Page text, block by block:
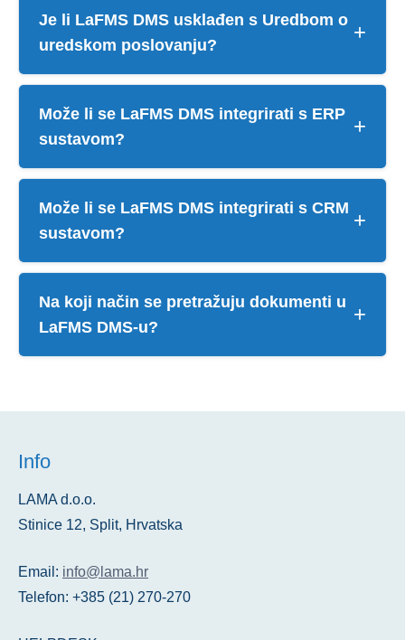
Da.LaFMS DMSomogućava protokoliranje
dokumenata s bilo kojeg mjesta, neovisno o broju
Je li LaFMS DMS usklađen s Uredbom o
uredskom poslovanju?
Da.LaFMS DMSsustav za upravljanje
dokumentima i poslovnim procesima u potpunosti
(NN 75/2021).
Može li se LaFMS DMS integrirati s ERP
sustavom?
Da.LaFMS DMSmože se integrirati s postojećim
ERP sustavima radi razmjene podataka i
Može li se LaFMS DMS integrirati s CRM
sustavom?
Da. LaFMS DMSpodržava integraciju s CRM
sustavima radi objedinjavanja poslovnih podataka
Na koji način se pretražuju dokumenti u
LaFMS DMS-u?
dokumenata prema ključnim riječima, brojevima
drugim kriterijima.
Info
LAMA d.o.o.
Stinice 12, Split, Hrvatska
Email: info@lama.hr
Telefon: +385 (21) 270-270